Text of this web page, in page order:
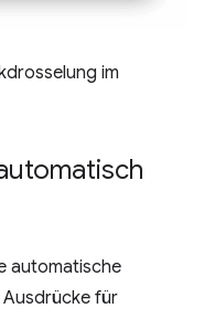
im
automatische
Ausdrücke für